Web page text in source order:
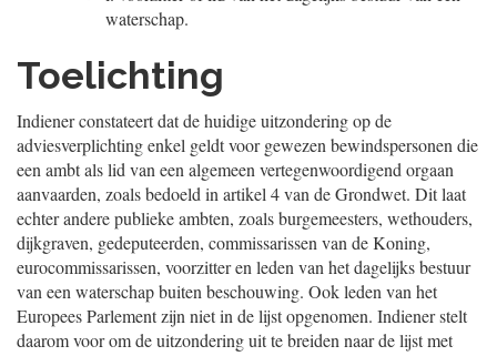
waterschap.
Toelichting
Indiener constateert dat de huidige uitzondering op de
adviesverplichting enkel geldt voor gewezen bewindspersonen die
een ambt als lid van een algemeen vertegenwoordigend orgaan
aanvaarden, zoals bedoeld in artikel 4 van de Grondwet. Dit laat
echter andere publieke ambten, zoals burgemeesters, wethouders,
dijkgraven, gedeputeerden, commissarissen van de Koning,
eurocommissarissen, voorzitter en leden van het dagelijks bestuur
van een waterschap buiten beschouwing. Ook leden van het
Europees Parlement zijn niet in de lijst opgenomen. Indiener stelt
daarom voor om de uitzondering uit te breiden naar de lijst met